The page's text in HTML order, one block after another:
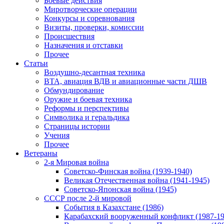
Миротворческие операции
Конкурсы и соревнования
Визиты, проверки, комиссии
Происшествия
Назначения и отставки
Прочее
Статьи
Воздушно-десантная техника
ВТА, авиация ВДВ и авиационные части ДШВ
Обмундирование
Оружие и боевая техника
Реформы и перспективы
Символика и геральдика
Страницы истории
Учения
Прочее
Ветераны
2-я Мировая война
Советско-Финская война (1939-1940)
Великая Отечественная война (1941-1945)
Советско-Японская война (1945)
СССР после 2-й мировой
События в Казахстане (1986)
Карабахский вооруженный конфликт (1987-